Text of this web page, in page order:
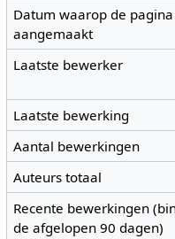
Datum waarop de
aangemaakt
Laatste bewerker
Laatste bewerking
Aantal bewerkingen
Auteurs totaal
Recente bewerkingen
de afgelopen 90 dagen)